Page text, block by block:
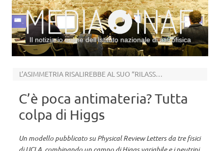
Il notiziario online dell’Istituto nazionale di astrofisica
L’ASIMMETRIA RISALIREBBE AL SUO “RILASSARSI”
C’è poca antimateria? Tutta
colpa di Higgs
Un modello pubblicato su Physical Review Letters da tre fisici